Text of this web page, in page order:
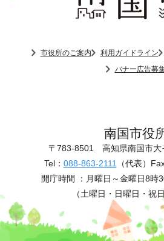
市役所のご案内 利用ガイドライン
バナー広告募
南国市役
〒783-8501 高知県南国市
Tel： 088-863-2111 （代表）
開庁時間 ： 月曜日～金曜日8時
（土曜日・日曜日・祝